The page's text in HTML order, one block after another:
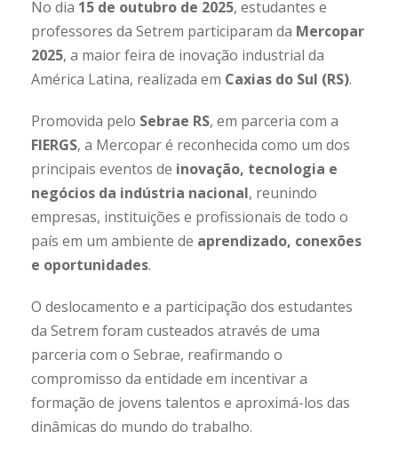
No dia 15 de outubro de 2025, estudantes e
professores da Setrem participaram da Mercopar
2025, a maior feira de inovação industrial da
América Latina, realizada em Caxias do Sul (RS).
Promovida pelo Sebrae RS, em parceria com a
FIERGS, a Mercopar é reconhecida como um dos
principais eventos de inovação, tecnologia e
negócios da indústria nacional, reunindo
empresas, instituições e profissionais de todo o
país em um ambiente de aprendizado, conexões
e oportunidades.
O deslocamento e a participação dos estudantes
da Setrem foram custeados através de uma
parceria com o Sebrae, reafirmando o
compromisso da entidade em incentivar a
formação de jovens talentos e aproximá-los das
dinâmicas do mundo do trabalho.